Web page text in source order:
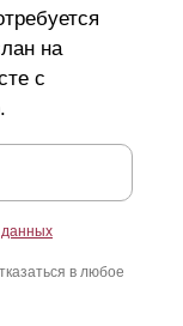
на
с
в любое